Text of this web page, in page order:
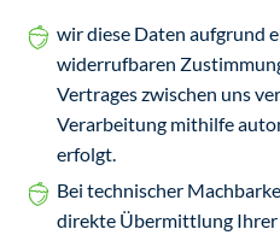
wir diese Daten aufgrund
widerrufbaren
Vertrages zwischen uns
Verarbeitung mithilfe
erfolgt.
Bei technischer
direkte Übermittlung Ihrer